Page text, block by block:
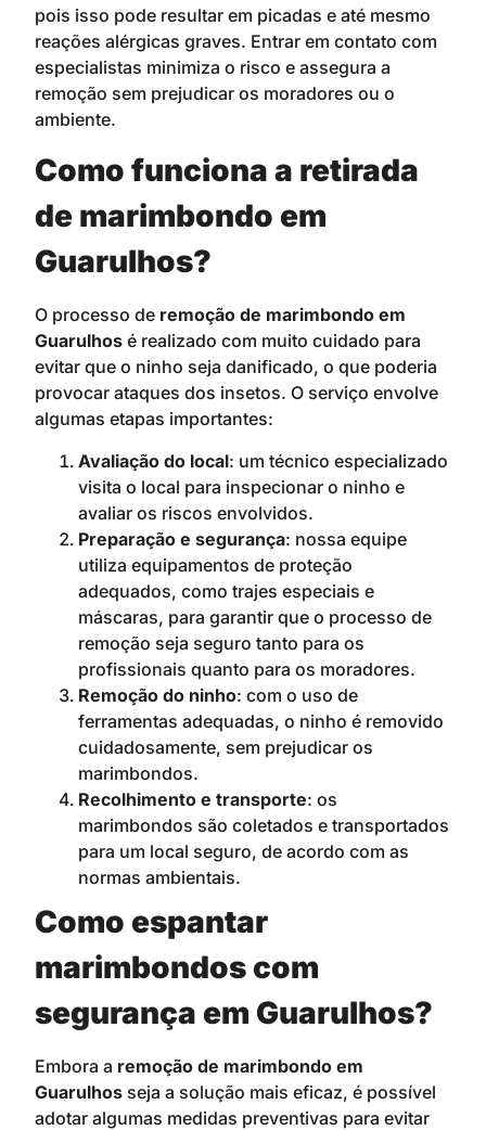
pois isso pode resultar em picadas e até mesmo
reações alérgicas graves. Entrar em contato com
especialistas minimiza o risco e assegura a
remoção sem prejudicar os moradores ou o
ambiente.
Como funciona a retirada
de marimbondo em
Guarulhos?
O processo de remoção de marimbondo em
Guarulhos é realizado com muito cuidado para
evitar que o ninho seja danificado, o que poderia
provocar ataques dos insetos. O serviço envolve
algumas etapas importantes:
Avaliação do local: um técnico especializado
visita o local para inspecionar o ninho e
avaliar os riscos envolvidos.
Preparação e segurança: nossa equipe
utiliza equipamentos de proteção
adequados, como trajes especiais e
máscaras, para garantir que o processo de
remoção seja seguro tanto para os
profissionais quanto para os moradores.
Remoção do ninho: com o uso de
ferramentas adequadas, o ninho é removido
cuidadosamente, sem prejudicar os
marimbondos.
Recolhimento e transporte: os
marimbondos são coletados e transportados
para um local seguro, de acordo com as
normas ambientais.
Como espantar
marimbondos com
segurança em Guarulhos?
Embora a remoção de marimbondo em
Guarulhos seja a solução mais eficaz, é possível
adotar algumas medidas preventivas para evitar